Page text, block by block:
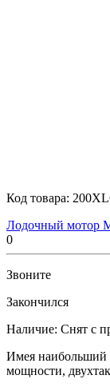
Код товара:
Лодочный мотор
0
Звоните
Закончился
Наличие: Снят с
Имея наибольший
мощности,